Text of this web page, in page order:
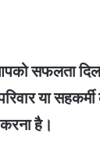
सफलता
या
है।